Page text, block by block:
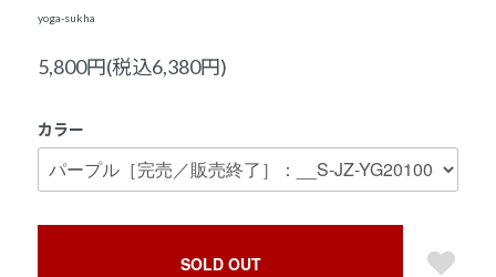
yoga-sukha
5,800円(税込6,380円)
カラー
SOLD OUT